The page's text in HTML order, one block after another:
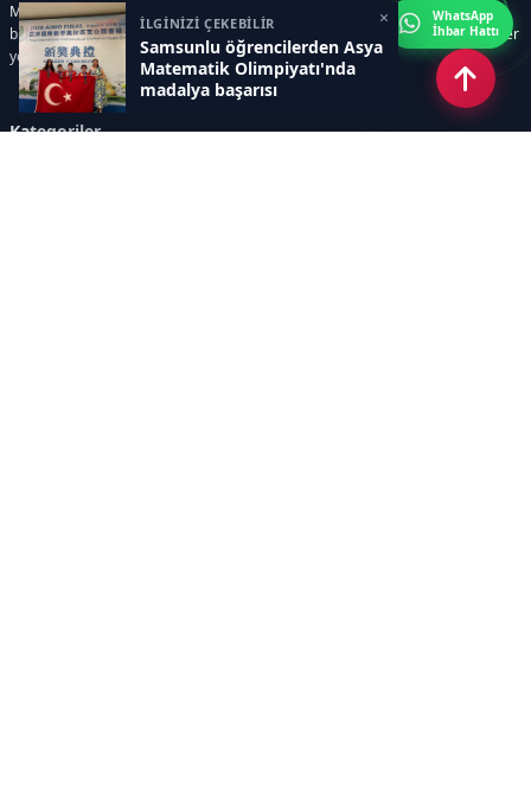
İLGİNİZİ ÇEKEBİLİR
Samsunlu öğrencilerden Asya
Matematik Olimpiyatı'nda
madalya başarısı
×
Milli Eğitim Bakanlığı gelişmeleri, üniversite haberleri, rehberlik içerikleri,
bilim ve teknoloji alanındaki yenilikler ile öğrenci yaşamına dair güncel bilgiler
yer alır.
Kategoriler
WhatsApp
İhbar Hattı